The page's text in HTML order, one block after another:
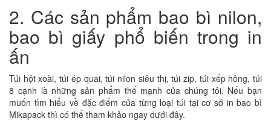
2. Các sản phẩm bao bì nilon,
bao bì giấy phổ biến trong in
ấn
Túi hột xoài, túi ép quai, túi nilon siêu thị, túi zip, túi xếp hông, túi
8 cạnh là những sản phẩm thế mạnh của chúng tôi. Nếu bạn
muốn tìm hiểu về đặc điểm của từng loại túi tại cơ sở in bao bì
Mikapack thì có thể tham khảo ngay dưới đây.